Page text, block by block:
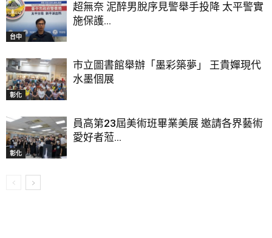
台中
超無奈 泥醉男脫序見警舉手投降 太平警實
施保護...
彰化
市立圖書館舉辦「墨彩築夢」 王貴嬋現代
水墨個展
彰化
員高第23屆美術班畢業美展 邀請各界藝術
愛好者蒞...